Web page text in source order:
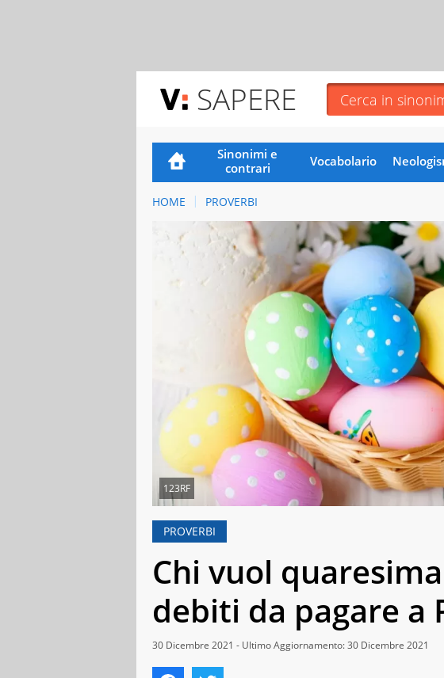
SAPERE
Sinonimi e
contrari
Vocabolario
HOME PROVERBI
123RF
PROVERBI
Chi vuol
debiti da pagare a
30 Dicembre 2021 - Ultimo Aggiornamento: 30 Dicembre 2021